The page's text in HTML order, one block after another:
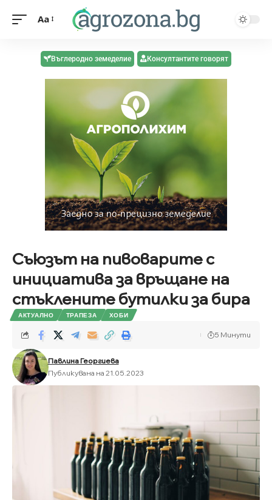
Aa
Въглеродно земеделие Консултантите говорят
Съюзът на пивоварите с
инициатива за връщане на
стъклените бутилки за бира
АКТУАЛНО ТРАПЕЗА ХОБИ
Павлина Георгиева
Публикувана на 21.05.2023
5 Минути